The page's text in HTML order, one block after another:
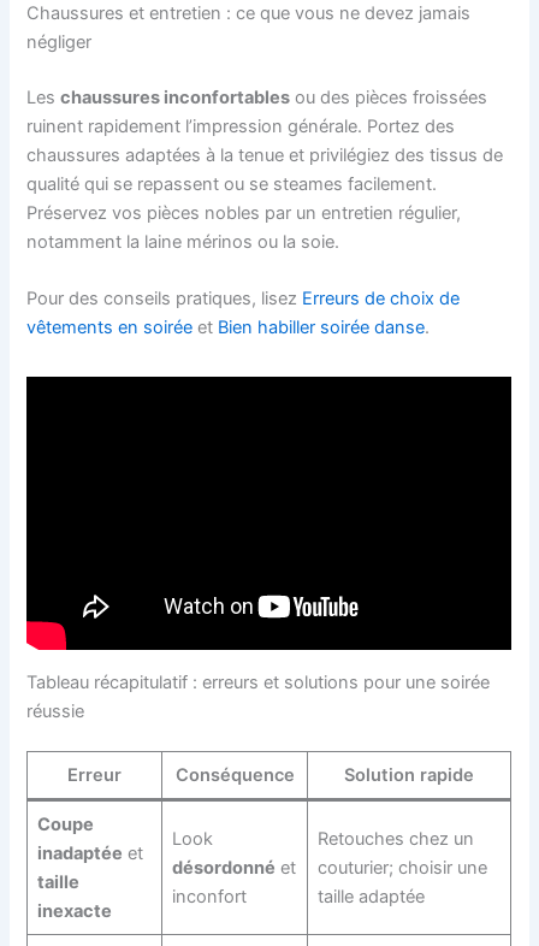
Chaussures et entretien : ce que vous ne devez jamais
négliger
Leschaussures inconfortables ou des pièces froissées
ruinent rapidement l’impression générale. Portez des
chaussures adaptées à la tenue et privilégiez des tissus de
qualité qui se repassent ou se steames facilement.
Préservez vos pièces nobles par un entretien régulier,
notamment la laine mérinos ou la soie.
Pour des conseils pratiques, lisez Erreurs de choix de
vêtements en soirée et Bien habiller soirée danse.
Tableau récapitulatif : erreurs et solutions pour une soirée
réussie
Erreur Conséquence Solution rapide
Coupe
inadaptée et
taille
inexacte
Look
désordonné et
inconfort
Retouches chez un
couturier; choisir une
taille adaptée